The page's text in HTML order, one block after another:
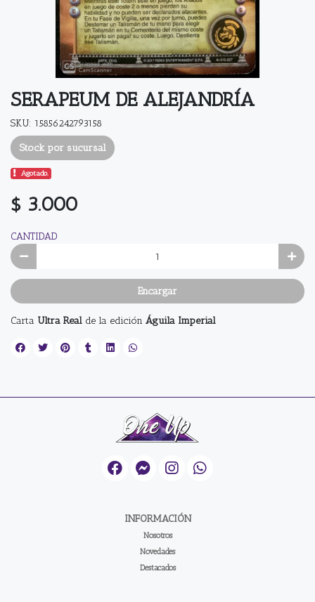
SERAPEUM DE ALEJANDRÍA
SKU: 15856242793158
Stock por sucursal
Agotado.
$ 3.000
CANTIDAD
Encargar
Carta Ultra Real de la edición Águila Imperial
INFORMACIÓN
Nosotros
Novedades
Destacados